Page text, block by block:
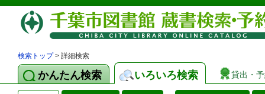
検索トップ> 詳細検索
かんたん検索 いろいろ検索 貸出・